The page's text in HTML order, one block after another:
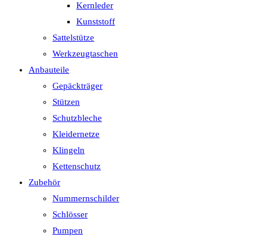
Kernleder
Kunststoff
Sattelstütze
Werkzeugtaschen
Anbauteile
Gepäckträger
Stützen
Schutzbleche
Kleidernetze
Klingeln
Kettenschutz
Zubehör
Nummernschilder
Schlösser
Pumpen